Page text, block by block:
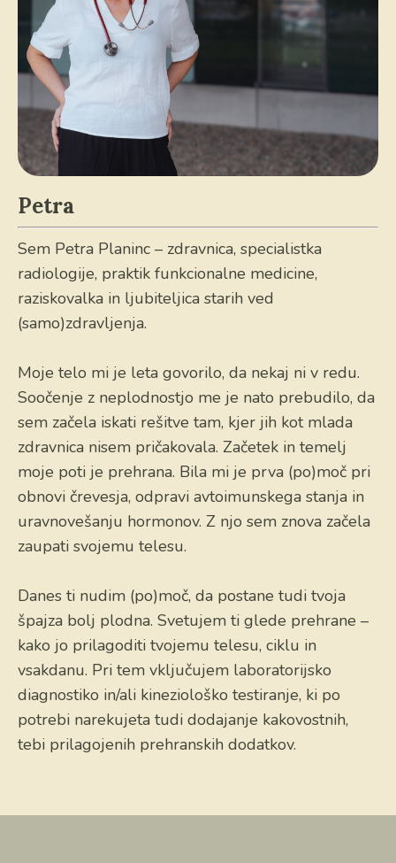
Petra
Sem Petra Planinc – zdravnica, specialistka
radiologije, praktik funkcionalne medicine,
raziskovalka in ljubiteljica starih ved
(samo)zdravljenja.
Moje telo mi je leta govorilo, da nekaj ni v redu.
Soočenje z neplodnostjo me je nato prebudilo, da
sem začela iskati rešitve tam, kjer jih kot mlada
zdravnica nisem pričakovala. Začetek in temelj
moje poti je prehrana. Bila mi je prva (po)moč pri
obnovi črevesja, odpravi avtoimunskega stanja in
uravnovešanju hormonov. Z njo sem znova začela
zaupati svojemu telesu.
Danes ti nudim (po)moč, da postane tudi tvoja
špajza bolj plodna. Svetujem ti glede prehrane –
kako jo prilagoditi tvojemu telesu, ciklu in
vsakdanu. Pri tem vključujem laboratorijsko
diagnostiko in/ali kineziološko testiranje, ki po
potrebi narekujeta tudi dodajanje kakovostnih,
tebi prilagojenih prehranskih dodatkov.